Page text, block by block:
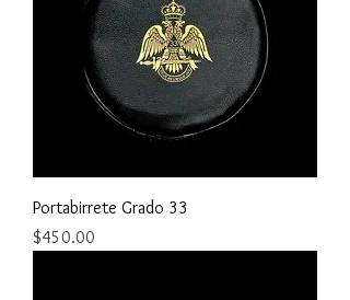
Portabirrete Grado 33
Precio
$450.00